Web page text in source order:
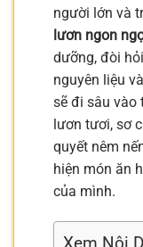
người lớn và
lươn ngon
dưỡng, đòi
nguyên liệu
sẽ đi sâu vào
lươn tươi, sơ
quyết nêm
hiện món ăn
của mình.